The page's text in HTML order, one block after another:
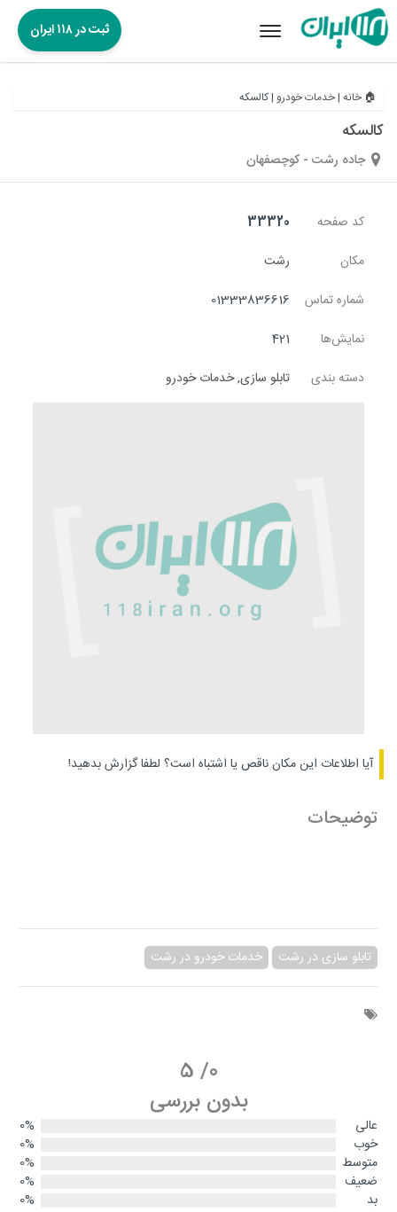
Toggle
ثبت در ۱۱۸ ایران
🏠 خانه |خدمات خودرو |کالسکه
کالسکه
جاده رشت - کوچصفهان
کد صفحه
33320
مکان
رشت
شماره تماس
01333836616
نمایش‌ها
421
دسته بندی
تابلو سازی,خدمات خودرو
آیا اطلاعات این مکان ناقص یا اشتباه است؟ لطفا گزارش بدهید!
توضیحات
تابلو سازی در رشت خدمات خودرو در رشت
0
/
5
بدون بررسی
عالی
0%
خوب
0%
متوسط
0%
ضعیف
0%
بد
0%